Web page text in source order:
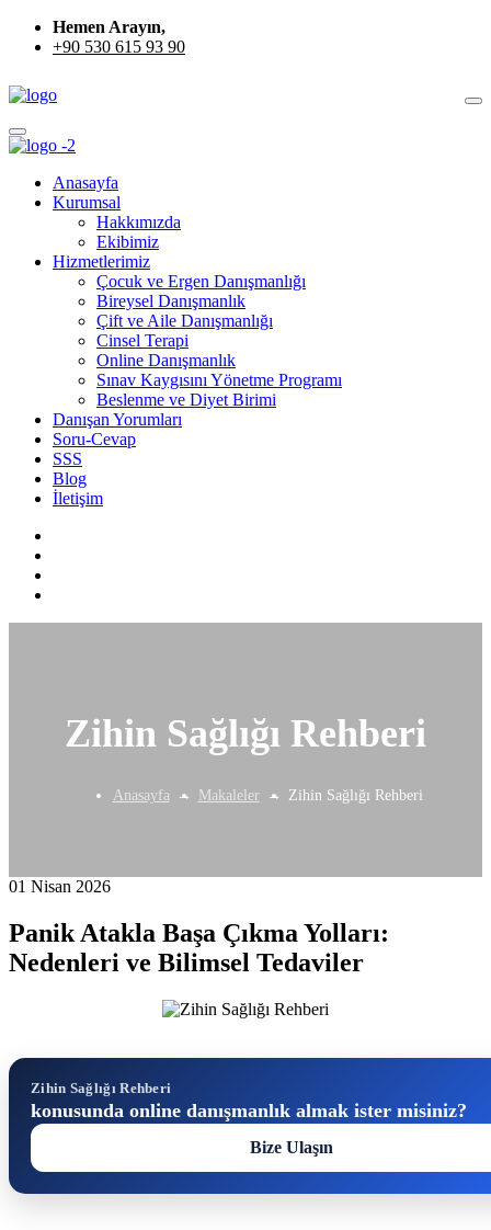
Hemen Arayın,
+90 530 615 93 90
Anasayfa
Kurumsal
Hakkımızda
Ekibimiz
Hizmetlerimiz
Çocuk ve Ergen Danışmanlığı
Bireysel Danışmanlık
Çift ve Aile Danışmanlığı
Cinsel Terapi
Online Danışmanlık
Sınav Kaygısını Yönetme Programı
Beslenme ve Diyet Birimi
Danışan Yorumları
Soru-Cevap
SSS
Blog
İletişim
Zihin Sağlığı Rehberi
Anasayfa Makaleler Zihin Sağlığı Rehberi
01 Nisan 2026
Panik Atakla Başa Çıkma Yolları:
Nedenleri ve Bilimsel Tedaviler
Zihin Sağlığı Rehberi
konusunda online danışmanlık almak ister misiniz?
Bize Ulaşın